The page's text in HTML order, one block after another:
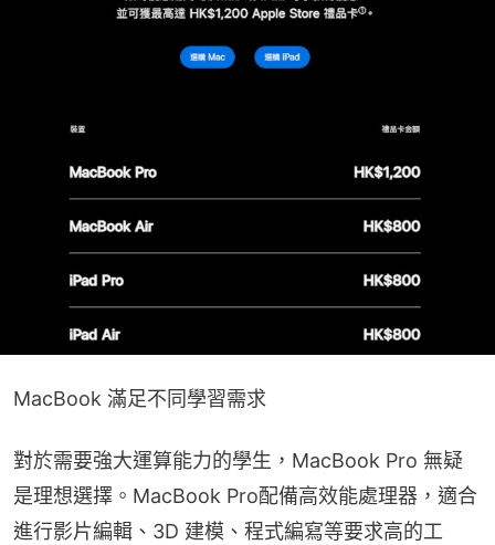
MacBook 滿足不同學習需求
對於需要強大運算能力的學生，MacBook Pro 無疑
是理想選擇。MacBook Pro配備高效能處理器，適合
進行影片編輯、3D 建模、程式編寫等要求高的工